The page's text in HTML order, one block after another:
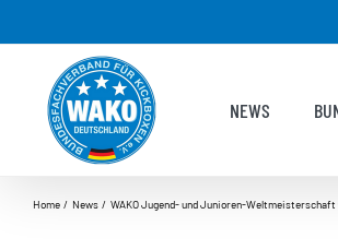
springen
NEWS
Home News WAKO Jugend- und Junioren-Weltmeisterschaft